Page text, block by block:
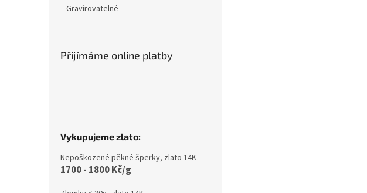
Gravírovatelné
Přijímáme online platby
Vykupujeme zlato:
Nepoškozené pěkné šperky, zlato 14K
1700 - 1800 Kč/g